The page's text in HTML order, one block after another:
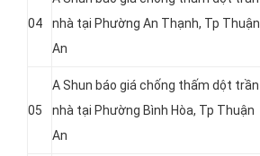
04
nhà tại Phường An Thạnh, Tp Thuận
An
05
A Shun báo giá chống thấm dột trần
nhà tại Phường Bình Hòa, Tp Thuận
An